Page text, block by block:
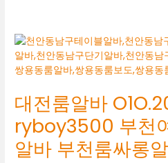
대전룸알바
ryboy3500 부천
알바 부천룸싸롱